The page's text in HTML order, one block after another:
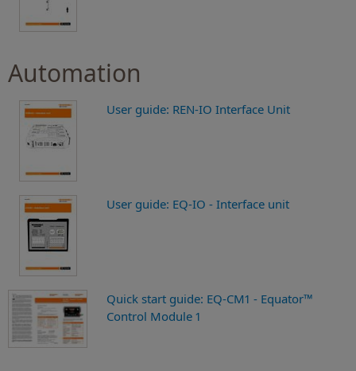
Automation
User guide: REN-IO Interface Unit
User guide: EQ-IO - Interface unit
Quick start guide: EQ-CM1 - Equator™
Control Module 1